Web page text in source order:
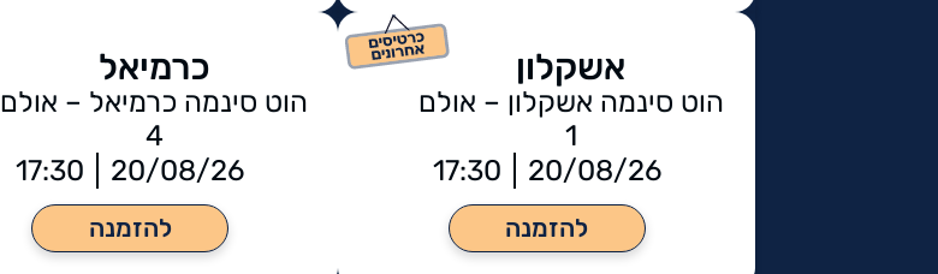
אשקלון
הוט סינמה אשקלון – אולם
1
20/08/26
17:30
להזמנה
כרמיאל
הוט סינמה כרמיאל – אולם
4
20/08/26
17:30
להזמנה